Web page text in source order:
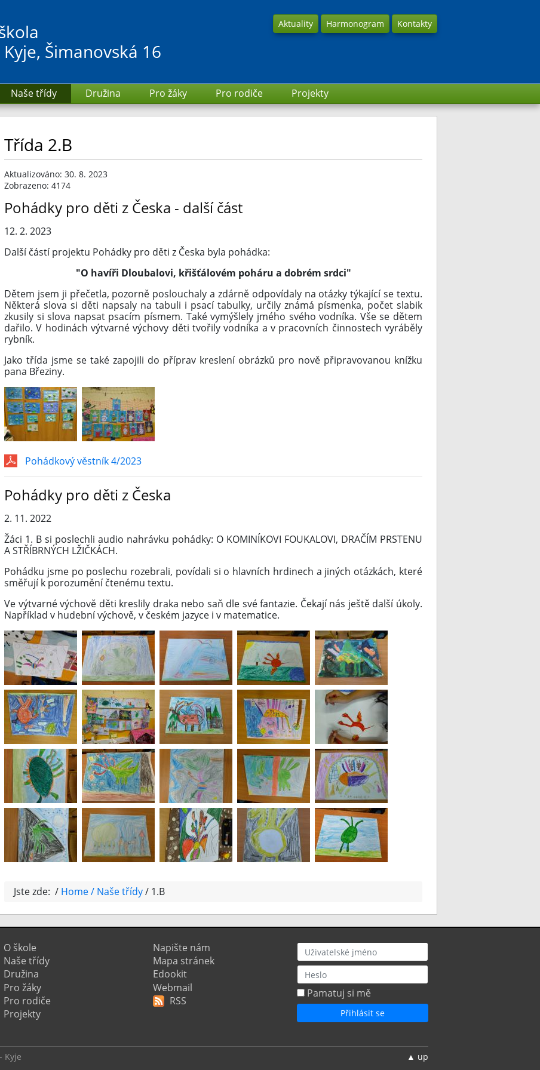
Šimanovská 16
Aktuality Harmonogram Kontakty
Naše třídy Družina Pro žáky Pro rodiče Projekty
Třída 2.B
Aktualizováno: 30. 8. 2023
Zobrazeno: 4174
Pohádky pro děti z Česka - další část
12. 2. 2023
Další částí projektu Pohádky pro děti z Česka byla pohádka:
"O havíři Dloubalovi, křišťálovém poháru a dobrém srdci"
Dětem jsem ji přečetla, pozorně poslouchaly a zdárně odpovídaly na otázky týkající se textu.
Některá slova si děti napsaly na tabuli i psací tabulky, určily známá písmenka, počet slabik
zkusily si slova napsat psacím písmem. Také vymýšlely jmého svého vodníka. Vše se dětem
dařilo. V hodinách výtvarné výchovy děti tvořily vodníka a v pracovních činnostech vyráběly
rybník.
Jako třída jsme se také zapojili do příprav kreslení obrázků pro nově připravovanou knížku
pana Březiny.
Pohádkový věstník 4/2023
Pohádky pro děti z Česka
2. 11. 2022
Žáci 1. B si poslechli audio nahrávku pohádky: O KOMINÍKOVI FOUKALOVI, DRAČÍM PRSTENU
A STŘÍBRNÝCH LŽIČKÁCH.
Pohádku jsme po poslechu rozebrali, povídali si o hlavních hrdinech a jiných otázkách, které
směřují k porozumění čtenému textu.
Ve výtvarné výchově děti kreslily draka nebo saň dle své fantazie. Čekají nás ještě další úkoly.
Například v hudební výchově, v českém jazyce i v matematice.
Jste zde: / Home Naše třídy 1.B
O škole
Naše třídy
Družina
Pro žáky
Pro rodiče
Projekty
Napište nám
Mapa stránek
Edookit
Webmail
RSS
Uživatel
Heslo
Pamatuj si mě
Kyje ▲ up